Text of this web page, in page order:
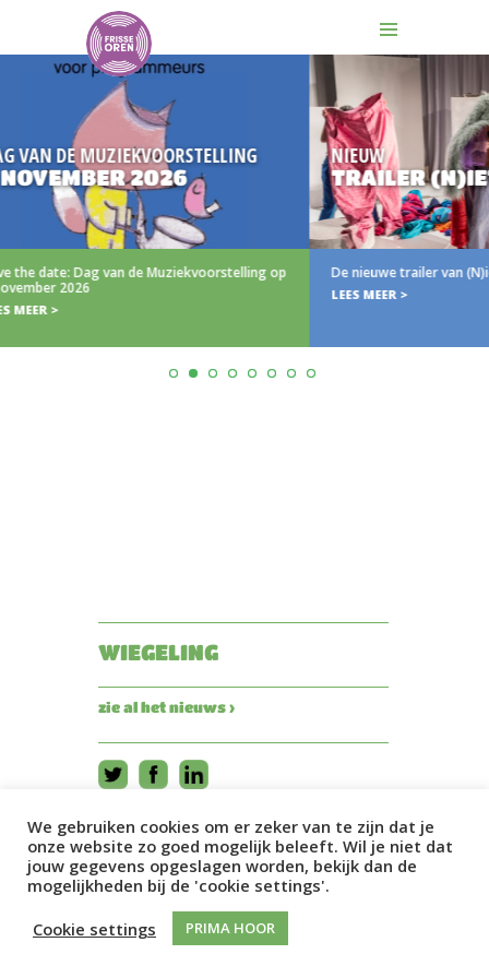
2026
van de Muziekvoorstelling op
NIEUW
TRAILER (N)IETS
De nieuwe trailer van (N)iets aan
WIEGELING
zie al het nieuws ›
We gebruiken cookies om er zeker van te zijn dat je
onze website zo goed mogelijk beleeft. Wil je niet dat
jouw gegevens opgeslagen worden, bekijk dan de
mogelijkheden bij de 'cookie settings'.
Cookie settings
PRIMA HOOR